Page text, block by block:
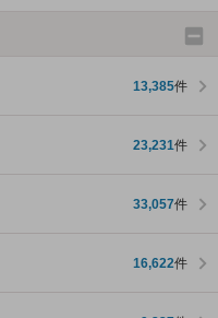
13,385件
23,231件
33,057件
16,622件